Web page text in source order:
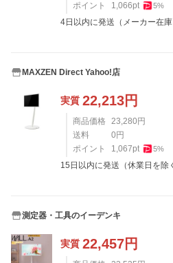
ポイント
1,066pt 5%
4日以内に発送（メーカー在庫
MAXZEN Direct Yahoo!店
実質 22,213円
商品価格 23,280 円
送料
0 円
ポイント
1,067pt 5%
15日以内に発送（休業日を除
測定器・工具のイーデンキ
実質 22,457円